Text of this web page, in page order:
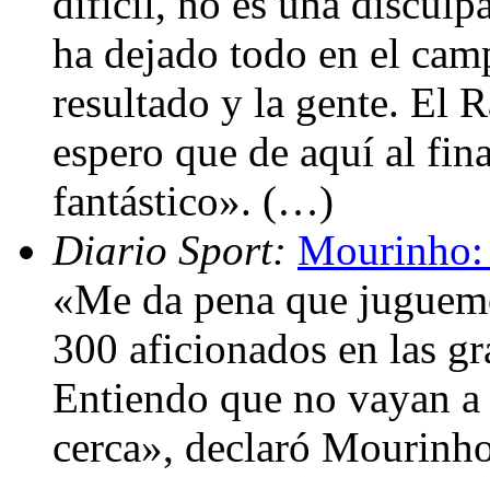
ha dejado todo en el
resultado y la gente. El
espero que de aquí al
fantástico». (…)
Diario Sport: Mourinho:
«Me da pena que
300 aficionados en las
Entiendo que no vayan
cerca», declaró